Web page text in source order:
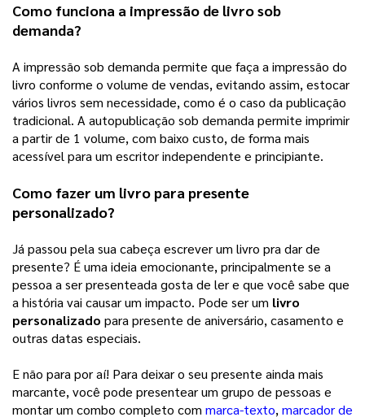
Como funciona a impressão de livro sob
demanda?
A impressão sob demanda permite que faça a impressão do
livro conforme o volume de vendas, evitando assim, estocar
vários livros sem necessidade, como é o caso da publicação
tradicional. A autopublicação sob demanda permite imprimir
a partir de 1 volume, com baixo custo, de forma mais
acessível para um escritor independente e principiante.
Como fazer um livro para presente
personalizado?
Já passou pela sua cabeça escrever um livro pra dar de
presente? É uma ideia emocionante, principalmente se a
pessoa a ser presenteada gosta de ler e que você sabe que
a história vai causar um impacto. Pode ser um livro
personalizado para presente de aniversário, casamento e
outras datas especiais.
E não para por aí! Para deixar o seu presente ainda mais
marcante, você pode presentear um grupo de pessoas e
montar um combo completo com marca-texto, marcador de